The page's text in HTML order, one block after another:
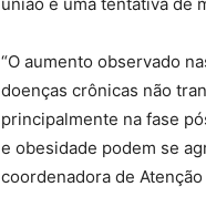
“O aumento observado
doenças crônicas não
principalmente na fase
e obesidade podem se
coordenadora de